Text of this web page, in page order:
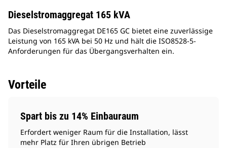
Dieselstromaggregat 165 kVA
Das Dieselstromaggregat DE165 GC bietet eine zuverlässige
Leistung von 165 kVA bei 50 Hz und hält die ISO8528-5-
Anforderungen für das Übergangsverhalten ein.
Vorteile
Spart bis zu 14% Einbauraum
Erfordert weniger Raum für die Installation, lässt
mehr Platz für Ihren übrigen Betrieb